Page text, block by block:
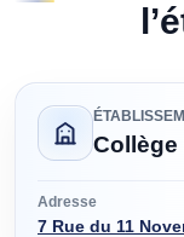
Collège
Adresse
7 Rue du 11